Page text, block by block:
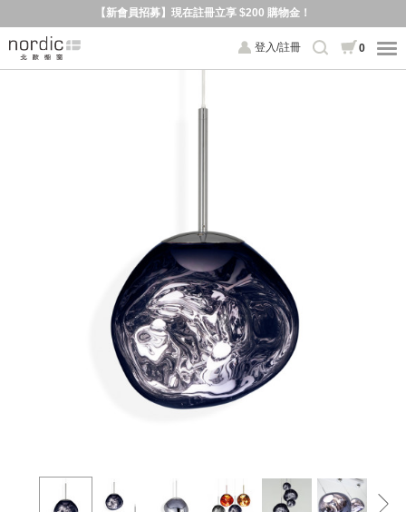
【新會員招募】現在註冊立享 $200 購物金！
登入/註冊 0